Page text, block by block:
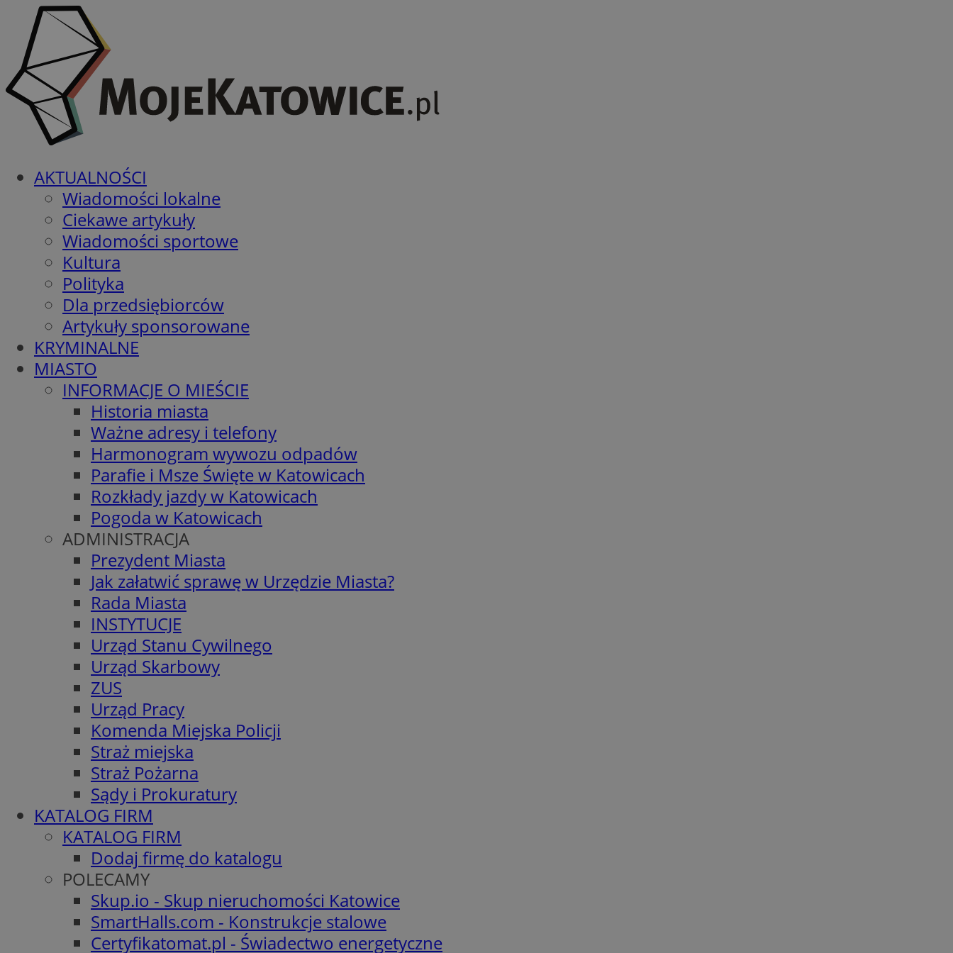
AKTUALNOŚCI
Wiadomości lokalne
Ciekawe artykuły
Wiadomości sportowe
Kultura
Polityka
Dla przedsiębiorców
Artykuły sponsorowane
KRYMINALNE
MIASTO
INFORMACJE O MIEŚCIE
Historia miasta
Ważne adresy i telefony
Harmonogram wywozu odpadów
Parafie i Msze Święte w Katowicach
Rozkłady jazdy w Katowicach
Pogoda w Katowicach
ADMINISTRACJA
Prezydent Miasta
Jak załatwić sprawę w Urzędzie Miasta?
Rada Miasta
INSTYTUCJE
Urząd Stanu Cywilnego
Urząd Skarbowy
ZUS
Urząd Pracy
Komenda Miejska Policji
Straż miejska
Straż Pożarna
Sądy i Prokuratury
KATALOG FIRM
KATALOG FIRM
Dodaj firmę do katalogu
POLECAMY
Skup.io - Skup nieruchomości Katowice
SmartHalls.com - Konstrukcje stalowe
Certyfikatomat.pl - Świadectwo energetyczne